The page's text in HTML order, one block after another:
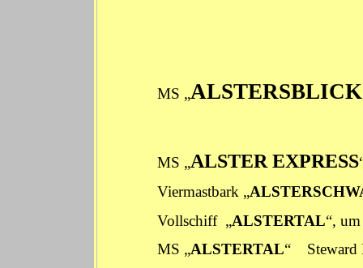
MS „ALSTERSBLICK
MS „ALSTER EXPRESS
Viermastbark „
Vollschiff „ALSTERTAL“,
MS „ALSTERTAL“